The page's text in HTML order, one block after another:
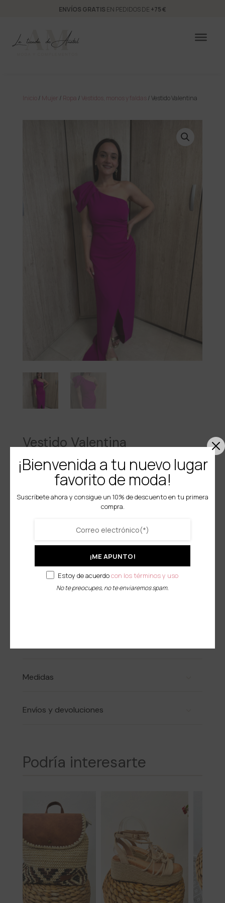
ENVÍOS GRATIS EN PEDIDOS DE +75 €
Inicio/ Mujer / Ropa / Vestidos, monos y faldas / Vestido Valentina
Vestido Valentina
57,70€
Tallas
Vestido
- +
Añadir al carrito
Medidas
Envíos y devoluciones
Podría interesarte
¡Bienvenida a tu nuevo lugar
favorito de moda!
Suscríbete ahora y consigue un 10% de descuento en tu primera
compra.
¡ME APUNTO!
Estoy de acuerdocon los términos y uso
No te preocupes, no te enviaremos spam.